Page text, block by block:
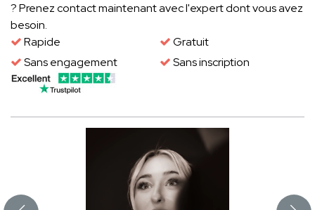
? Prenez contact maintenant avec l'expert dont vous avez
besoin.
Rapide
Gratuit
Sans engagement
Sans inscription